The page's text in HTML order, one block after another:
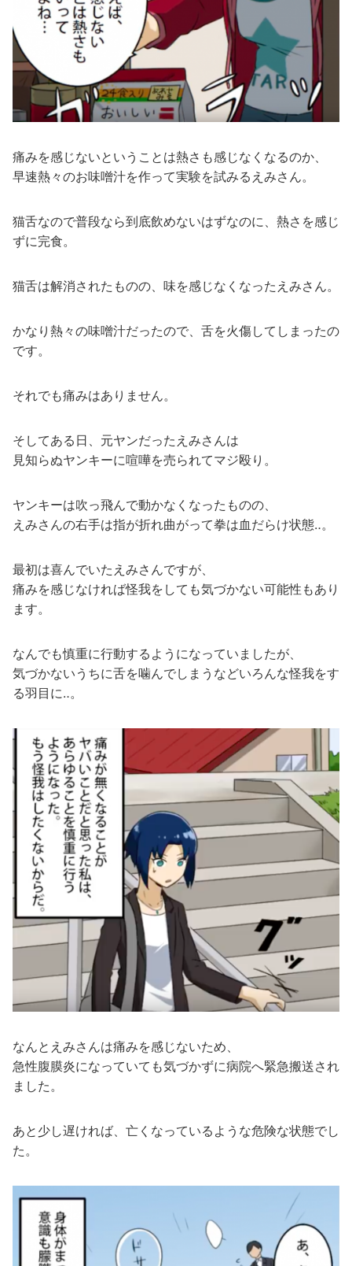
痛みを感じないということは熱さも感じなくなるのか、
早速熱々のお味噌汁を作って実験を試みるえみさん。
猫舌なので普段なら到底飲めないはずなのに、熱さを感じ
ずに完食。
猫舌は解消されたものの、味を感じなくなったえみさん。
かなり熱々の味噌汁だったので、舌を火傷してしまったの
です。
それでも痛みはありません。
そしてある日、元ヤンだったえみさんは
見知らぬヤンキーに喧嘩を売られてマジ殴り。
ヤンキーは吹っ飛んで動かなくなったものの、
えみさんの右手は指が折れ曲がって拳は血だらけ状態‥。
最初は喜んでいたえみさんですが、
痛みを感じなければ怪我をしても気づかない可能性もあり
ます。
なんでも慎重に行動するようになっていましたが、
気づかないうちに舌を噛んでしまうなどいろんな怪我をす
る羽目に‥。
なんとえみさんは痛みを感じないため、
急性腹膜炎になっていても気づかずに病院へ緊急搬送され
ました。
あと少し遅ければ、亡くなっているような危険な状態でし
た。